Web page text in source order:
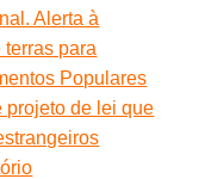
Alerta à
para
Populares
projeto de lei que